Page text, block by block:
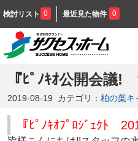
検討リスト 0 最近見た物件 0
『ﾋﾟﾉｷｵ公開会議
2019-08-19 カテゴリ： 柏の葉キ
『ﾋﾟﾉｷｵﾌﾟﾛｼﾞｪｸﾄ